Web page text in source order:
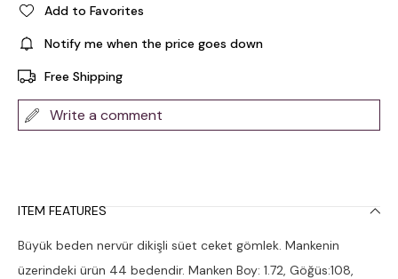
Add to Favorites
Notify me when the price goes down
Free Shipping
Write a comment
ITEM FEATURES
Büyük beden nervür dikişli süet ceket gömlek. Mankenin
üzerindeki ürün 44 bedendir. Manken Boy: 1.72, Göğüs:108,